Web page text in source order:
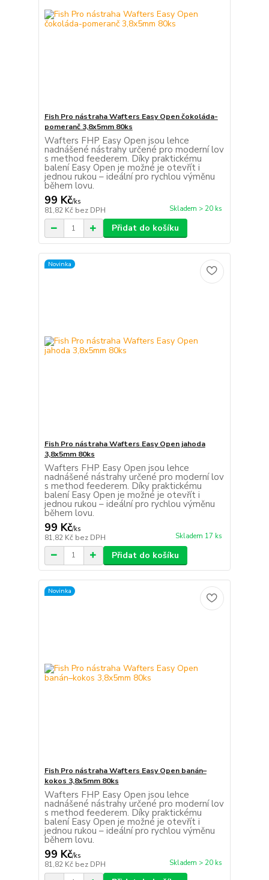
Fish Pro nástraha Wafters Easy Open čokoláda-
pomeranč 3,8x5mm 80ks
Wafters FHP Easy Open jsou lehce
nadnášené nástrahy určené pro moderní lov
s method feederem. Díky praktickému
balení Easy Open je možné je otevřít i
jednou rukou – ideální pro rychlou výměnu
během lovu.
99 Kč/ks
81,82 Kč bez DPH Skladem > 20 ks
Přidat do košíku
Novinka
Fish Pro nástraha Wafters Easy Open jahoda
3,8x5mm 80ks
Wafters FHP Easy Open jsou lehce
nadnášené nástrahy určené pro moderní lov
s method feederem. Díky praktickému
balení Easy Open je možné je otevřít i
jednou rukou – ideální pro rychlou výměnu
během lovu.
99 Kč/ks
81,82 Kč bez DPH Skladem 17 ks
Přidat do košíku
Novinka
Fish Pro nástraha Wafters Easy Open banán–
kokos 3,8x5mm 80ks
Wafters FHP Easy Open jsou lehce
nadnášené nástrahy určené pro moderní lov
s method feederem. Díky praktickému
balení Easy Open je možné je otevřít i
jednou rukou – ideální pro rychlou výměnu
během lovu.
99 Kč/ks
81,82 Kč bez DPH Skladem > 20 ks